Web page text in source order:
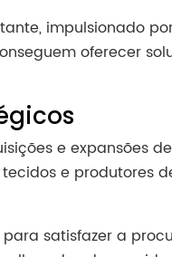
impulsionado
oferecer
e expansões
e produtores
satisfazer a